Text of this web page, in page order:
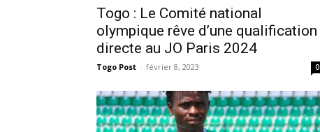
Togo : Le Comité national
olympique rêve d’une qualification
directe au JO Paris 2024
Togo Post - février 8, 2023 0